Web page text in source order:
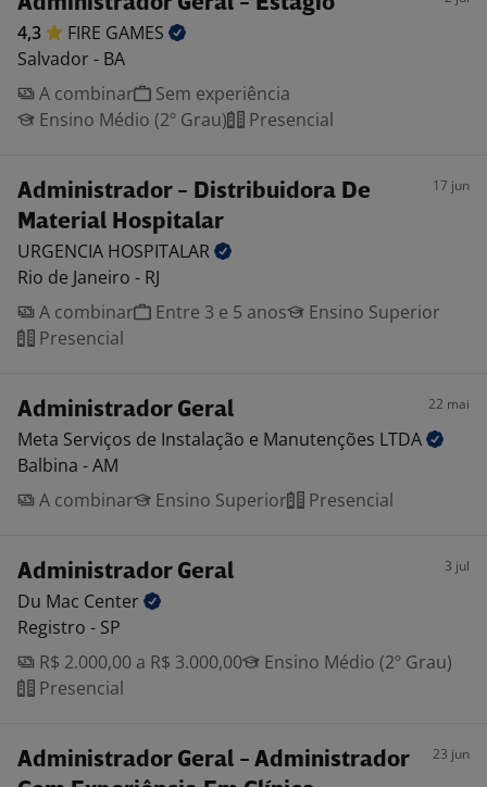
4,3 FIRE GAMES
Salvador - BA
A combinar
Sem experiência
Ensino Médio (2º Grau)
Presencial
Administrador - Distribuidora De
Material Hospitalar
17 jun
URGENCIA HOSPITALAR
Rio de Janeiro - RJ
A combinar
Entre 3 e 5 anos
Ensino Superior
Presencial
Administrador Geral 22 mai
Meta Serviços de Instalação e Manutenções LTDA
Balbina - AM
A combinar
Ensino Superior Presencial
Administrador Geral 3 jul
Du Mac Center
Registro - SP
R$ 2.000,00 a R$ 3.000,00
Ensino Médio (2º Grau)
Presencial
Administrador Geral - Administrador
23 jun